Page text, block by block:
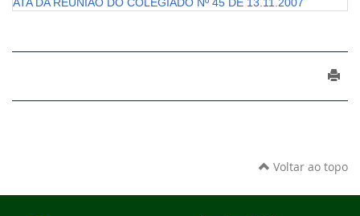
Voltar ao topo